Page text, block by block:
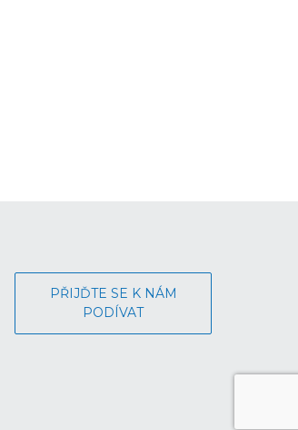
PŘIJĎTE SE K NÁM
PODÍVAT